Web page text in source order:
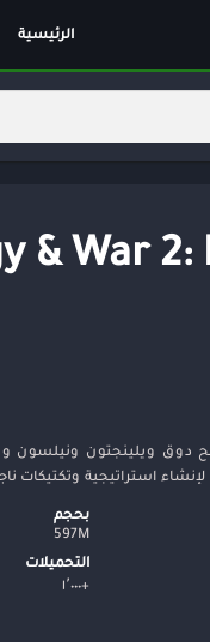
الرئيسية
دوق ويلينجتون
استراتيجية وتكتيكات
بحجم
597M
التحميلات
+١٬٠٠٠